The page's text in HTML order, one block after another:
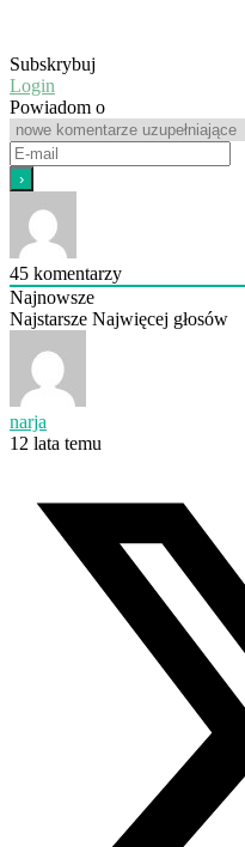
Subskrybuj
Login
Powiadom o
45 komentarzy
Najnowsze
Najstarsze Najwięcej głosów
narja
12 lata temu